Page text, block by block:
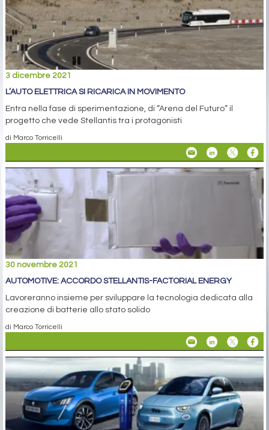
3 dicembre 2021
L’AUTO ELETTRICA SI RICARICA IN MOVIMENTO
Entra nella fase di sperimentazione, di “Arena del Futuro” il
progetto che vede Stellantis tra i protagonisti
di Marco Torricelli
30 novembre 2021
AUTOMOTIVE: ACCORDO STELLANTIS-FACTORIAL ENERGY
Lavoreranno insieme per sviluppare la tecnologia dedicata alla
creazione di batterie allo stato solido
di Marco Torricelli